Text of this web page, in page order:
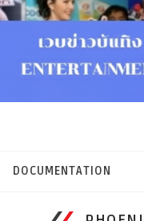
DOCUMENTATION